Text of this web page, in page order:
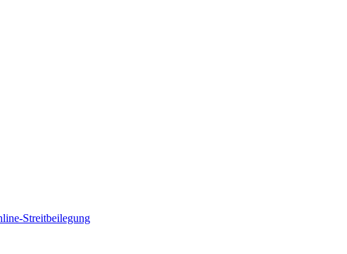
Streitbeilegung